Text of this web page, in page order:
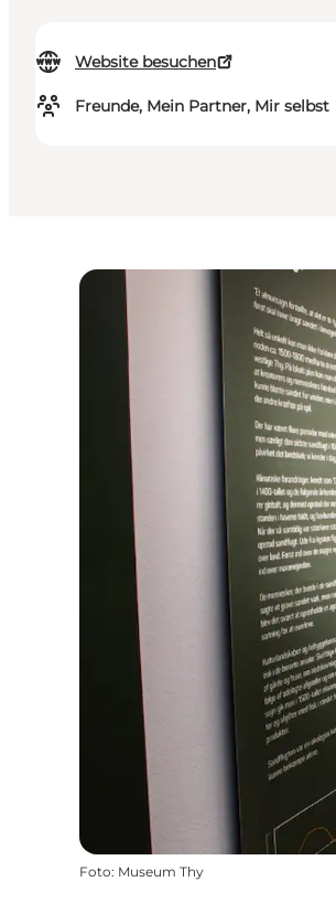
Website besuchen
Freunde, Mein Partner, Mir selbst
Foto: Museum Thy